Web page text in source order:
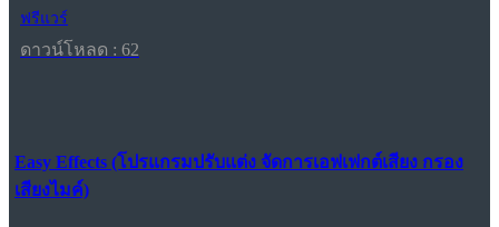
ฟรีแวร์
ดาวน์โหลด : 62
Easy Effects (โปรแกรมปรับแต่ง จัดการเอฟเฟกต์เสียง กรอง
เสียงไมค์)